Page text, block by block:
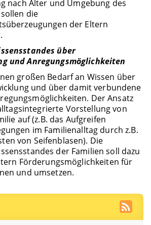
nach Alter und Umgebung des
die
der Eltern
über
und Anregungsmöglichkeiten
großen Bedarf an Wissen über
und über damit verbundene
Der Ansatz
Vorstellung von
auf (z.B. das Aufgreifen
im Familienalltag durch z.B.
von Seifenblasen). Die
der Familien soll dazu
Förderungsmöglichkeiten für
und umsetzen.